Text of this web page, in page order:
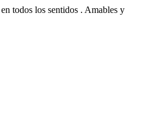
todos los sentidos . Amables y